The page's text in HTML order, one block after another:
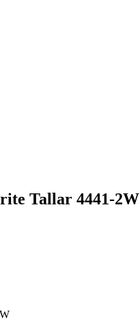
Tallar 4441-2W